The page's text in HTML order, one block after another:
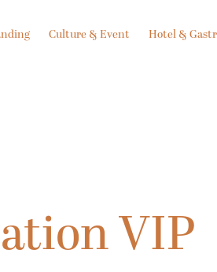
Culture & Event Hotel &
VIP